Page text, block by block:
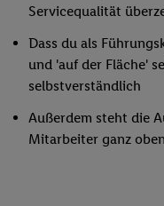
Servicequalität
Dass du als
und 'auf der Fläche'
selbstverständlich
Außerdem steht die
Mitarbeiter ganz